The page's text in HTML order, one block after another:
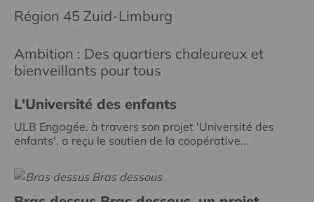
Région 45 Zuid-Limburg
Ambition : Des quartiers chaleureux et
bienveillants pour tous
L'Université des enfants
ULB Engagée, à travers son projet 'Université des
enfants', a reçu le soutien de la coopérative...